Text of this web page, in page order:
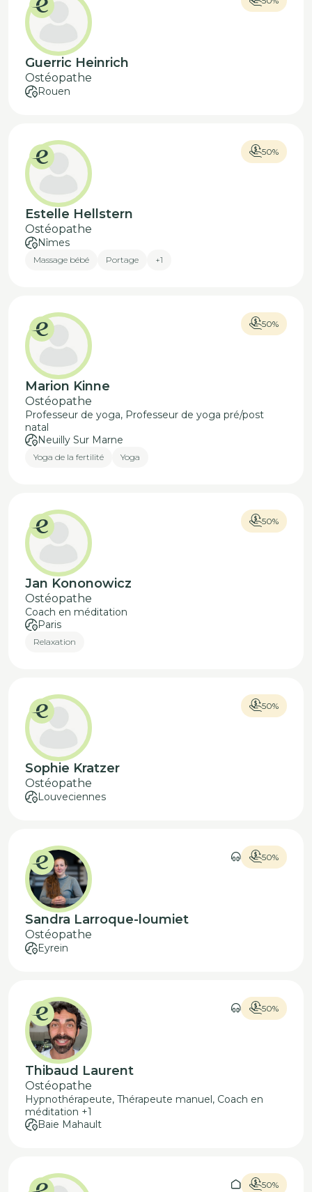
Guerric Heinrich
Ostéopathe
Rouen
50%
Estelle Hellstern
Ostéopathe
Nîmes
Massage bébé Portage +1
50%
Marion Kinne
Ostéopathe
Professeur de yoga, Professeur de yoga pré/post
natal
Neuilly Sur Marne
Yoga de la fertilité Yoga
50%
Jan Kononowicz
Ostéopathe
Coach en méditation
Paris
Relaxation
50%
Sophie Kratzer
Ostéopathe
Louveciennes
50%
Sandra Larroque-loumiet
Ostéopathe
Eyrein
50%
Thibaud Laurent
Ostéopathe
Hypnothérapeute, Thérapeute manuel, Coach en
méditation +1
Baie Mahault
50%